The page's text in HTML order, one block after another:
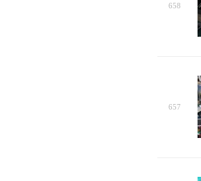
658
657